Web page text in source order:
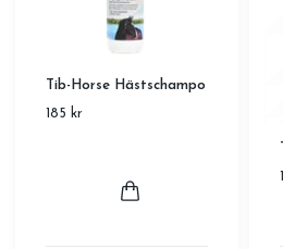
Tib-Horse Hästschampo
185 kr